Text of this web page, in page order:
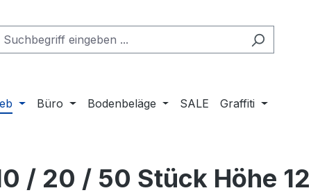
Büro Bodenbeläge SALE Graffiti
/ 20 / 50 Stück Höhe